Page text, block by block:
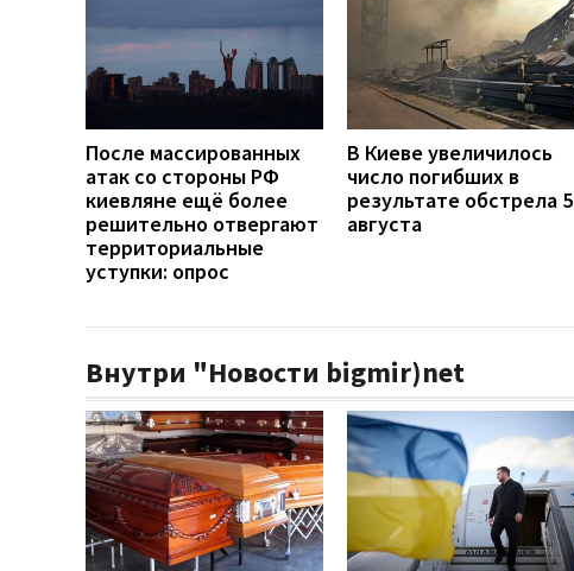
После массированных
атак со стороны РФ
киевляне ещё более
решительно отвергают
территориальные
уступки: опрос
В Киеве увеличилось
число погибших в
результате обстрела 5
августа
Внутри "Новости bigmir)net